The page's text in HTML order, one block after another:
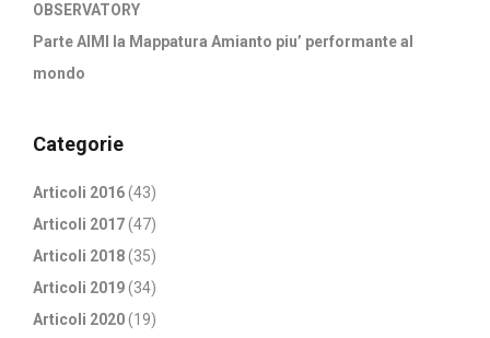
OBSERVATORY
Parte AIMI la Mappatura Amianto piu’ performante al
mondo
Categorie
Articoli 2016(43)
Articoli 2017(47)
Articoli 2018(35)
Articoli 2019(34)
Articoli 2020(19)